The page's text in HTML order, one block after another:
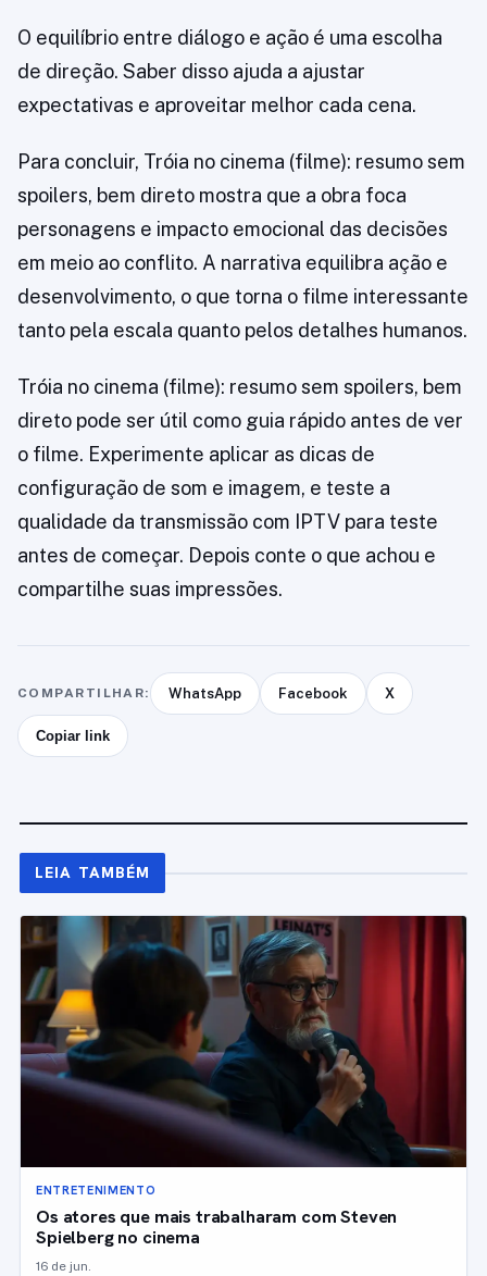
O equilíbrio entre diálogo e ação é uma escolha
de direção. Saber disso ajuda a ajustar
expectativas e aproveitar melhor cada cena.
Para concluir, Tróia no cinema (filme): resumo sem
spoilers, bem direto mostra que a obra foca
personagens e impacto emocional das decisões
em meio ao conflito. A narrativa equilibra ação e
desenvolvimento, o que torna o filme interessante
tanto pela escala quanto pelos detalhes humanos.
Tróia no cinema (filme): resumo sem spoilers, bem
direto pode ser útil como guia rápido antes de ver
o filme. Experimente aplicar as dicas de
configuração de som e imagem, e teste a
qualidade da transmissão com IPTV para teste
antes de começar. Depois conte o que achou e
compartilhe suas impressões.
COMPARTILHAR: WhatsApp Facebook X
Copiar link
LEIA TAMBÉM
ENTRETENIMENTO
Os atores que mais trabalharam com Steven
Spielberg no cinema
16 de jun.